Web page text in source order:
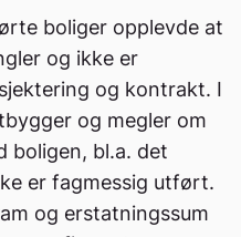
boliger opplevde at
og ikke er
og kontrakt. I
og megler om
boligen, bl.a. det
er fagmessig utført.
og erstatningssum